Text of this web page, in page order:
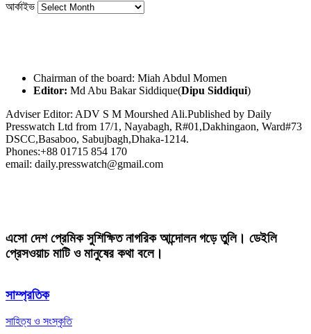
আর্কাইভ
Chairman of the board: Miah Abdul Momen
Editor: Md Abu Bakar Siddique(Dipu Siddiqui)
Adviser Editor: ADV S M Mourshed Ali.Published by Daily
Presswatch Ltd from 17/1, Nayabagh, R#01,Dakhingaon, Ward#73
DSCC,Basaboo, Sabujbagh,Dhaka-1214.
Phones:+88 01715 854 170
email: daily.presswatch@gmail.com
এসো দেশ প্রেমিক সুশিক্ষিত নাগরিক আন্দোলন গড়ে তুলি। ডেইলি
প্রেসওয়াচ মাটি ও মানুষের কথা বলে।
সাম্প্রতিক
সাহিত্য ও সংস্কৃতি